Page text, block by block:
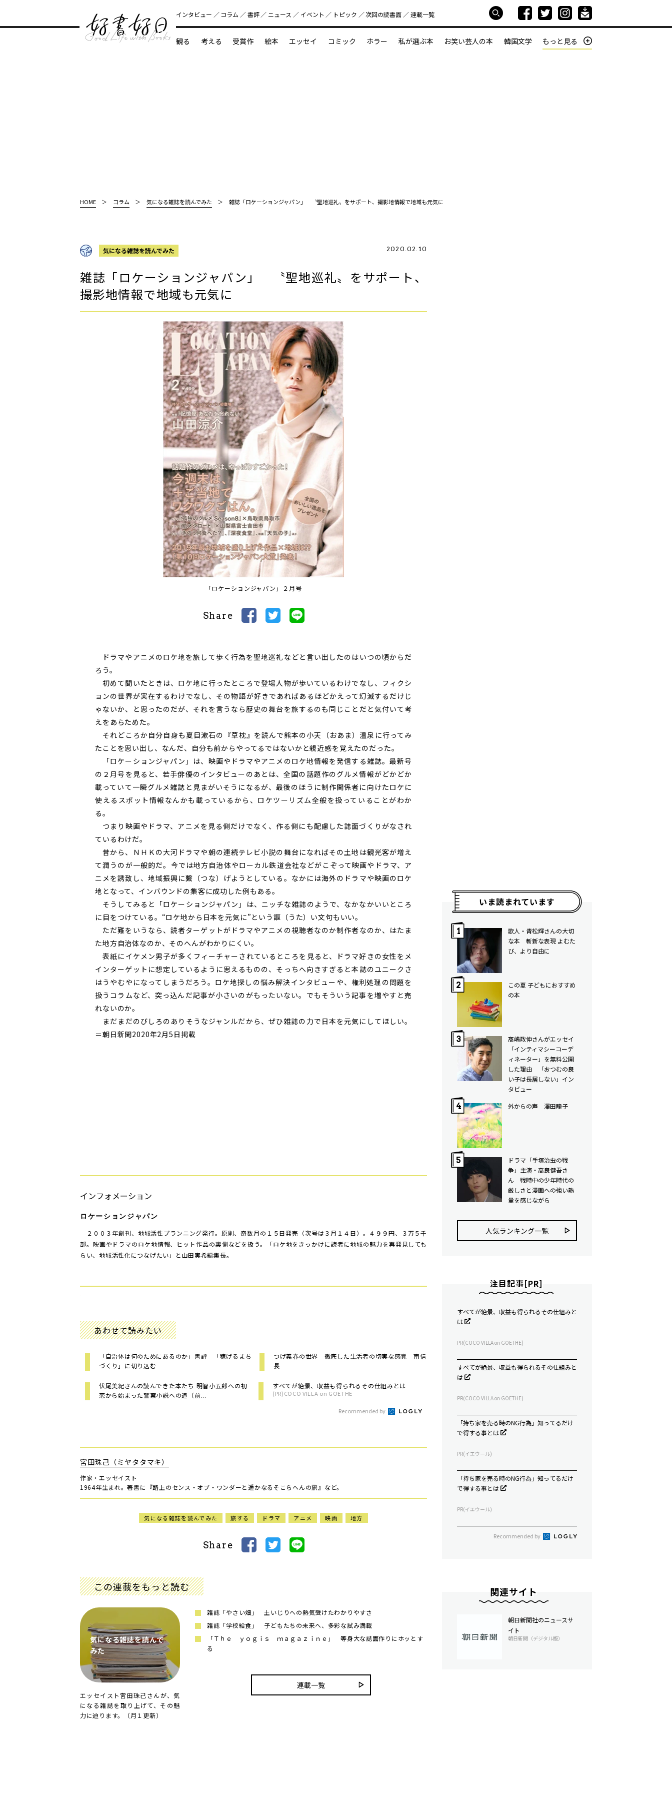
好書好日
インタビュー コラム 書評 ニュース イベント トピック 次回の読書⾯ 連載一覧
観る 考える 受賞作 絵本 エッセイ コミック ホラー 私が選ぶ本 お笑い芸人の本 韓国文学 もっと見る
HOME コラム 気になる雑誌を読んでみた 雑誌「ロケーションジャパン」 〝聖地巡礼〟をサポート、撮影地情報で地域も元気に
気になる雑誌を読んでみた 2020.02.10
雑誌「ロケーションジャパン」 〝聖地巡礼〟をサポート、
撮影地情報で地域も元気に
「ロケーションジャパン」２月号
Share
ドラマやアニメのロケ地を旅して歩く行為を聖地巡礼などと言い出したのはいつの頃からだ
ろう。
初めて聞いたときは、ロケ地に行ったところで登場人物が歩いているわけでなし、フィクシ
ョンの世界が実在するわけでなし、その物語が好きであればあるほどかえって幻滅するだけじ
ゃないか、と思ったのだが、それを言うなら歴史の舞台を旅するのも同じことだと気付いて考
えをあらためた。
それどころか自分自身も夏目漱石の『草枕』を読んで熊本の小天（おあま）温泉に行ってみ
たことを思い出し、なんだ、自分も前からやってるではないかと親近感を覚えたのだった。
「ロケーションジャパン」は、映画やドラマやアニメのロケ地情報を発信する雑誌。最新号
の２月号を見ると、若手俳優のインタビューのあとは、全国の話題作のグルメ情報がどかどか
載っていて一瞬グルメ雑誌と見まがいそうになるが、最後のほうに制作関係者に向けたロケに
使えるスポット情報なんかも載っているから、ロケツーリズム全般を扱っていることがわか
る。
つまり映画やドラマ、アニメを見る側だけでなく、作る側にも配慮した誌面づくりがなされ
ているわけだ。
昔から、ＮＨＫの大河ドラマや朝の連続テレビ小説の舞台になればその土地は観光客が増え
て潤うのが一般的だ。今では地方自治体やローカル鉄道会社などがこぞって映画やドラマ、ア
ニメを誘致し、地域振興に繫（つな）げようとしている。なかには海外のドラマや映画のロケ
地となって、インバウンドの集客に成功した例もある。
そうしてみると「ロケーションジャパン」は、ニッチな雑誌のようで、なかなかいいところ
に目をつけている。“ロケ地から日本を元気に”という謳（うた）い文句もいい。
ただ難をいうなら、読者ターゲットがドラマやアニメの視聴者なのか制作者なのか、はたま
た地方自治体なのか、そのへんがわかりにくい。
表紙にイケメン男子が多くフィーチャーされているところを見ると、ドラマ好きの女性をメ
インターゲットに想定しているように思えるものの、そっちへ向きすぎると本誌のユニークさ
はうやむやになってしまうだろう。ロケ地探しの悩み解決インタビューや、権利処理の問題を
扱うコラムなど、突っ込んだ記事が小さいのがもったいない。でもそういう記事を増やすと売
れないのか。
まだまだのびしろのありそうなジャンルだから、ぜひ雑誌の力で日本を元気にしてほしい。
＝朝日新聞2020年2月5日掲載
インフォメーション
ロケーションジャパン
２００３年創刊、地域活性プランニング発行。原則、奇数月の１５日発売（次号は３月１４日）。４９９円、３万５千
部。映画やドラマのロケ地情報、ヒット作品の裏側などを扱う。「ロケ地をきっかけに読者に地域の魅力を再発見しても
らい、地域活性化につなげたい」と山田実希編集長。
あわせて読みたい
「自治体は何のためにあるのか」書評 「稼げるまち
づくり」に切り込む
つげ義春の世界 徹底した生活者の切実な感覚 南信
長
伏尾美紀さんの読んできた本たち 明智小五郎への初
恋から始まった警察小説への道（前...
すべてが絶景、収益も得られるその仕組みとは
(PR)COCO VILLA on GOETHE
Recommended by
宮田珠己（ミヤタタマキ）
作家・エッセイスト
1964年生まれ。著書に『路上のセンス・オブ・ワンダーと遥かなるそこらへんの旅』など。
気になる雑誌を読んでみた 旅する ドラマ アニメ 映画 地方
Share
この連載をもっと読む
気になる雑誌を読んで
みた
エッセイスト宮田珠己さんが、気
になる雑誌を取り上げて、その魅
力に迫ります。（月１更新）
雑誌「やさい畑」 土いじりへの熱気受けたわかりやすさ
雑誌「学校給食」 子どもたちの未来へ、多彩な試み満載
「Ｔｈｅ ｙｏｇｉｓ ｍａｇａｚｉｎｅ」 等身大な誌面作りにホッとす
る
連載一覧
いま読まれています
歌人・青松輝さんの大切
な本 斬新な表現 よむた
び、より自由に
この夏 子どもにおすすめ
の本
髙嶋政伸さんがエッセイ
「インティマシーコーデ
ィネーター」を無料公開
した理由 「おつむの良
い子は長居しない」イン
タビュー
外からの声 澤田瞳子
ドラマ「手塚治虫の戦
争」主演・高良健吾さ
ん 戦時中の少年時代の
厳しさと漫画への強い熱
量を感じながら
人気ランキング⼀覧
注目記事[PR]
すべてが絶景、収益も得られるその仕組みと
は
PR(COCO VILLA on GOETHE)
すべてが絶景、収益も得られるその仕組みと
は
PR(COCO VILLA on GOETHE)
「持ち家を売る時のNG行為」知ってるだけ
で得する事とは
PR(イエウール)
「持ち家を売る時のNG行為」知ってるだけ
で得する事とは
PR(イエウール)
Recommended by
関連サイト
朝日新聞社のニュースサ
イト
朝日新聞（デジタル版）